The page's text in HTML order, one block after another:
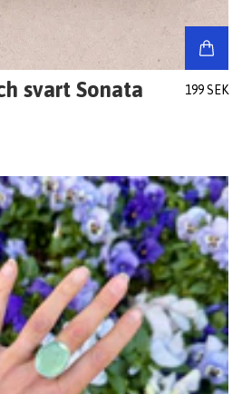
svart Sonata 199 SEK